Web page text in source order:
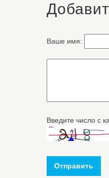
Ваше имя:
Введите число с
Отправить